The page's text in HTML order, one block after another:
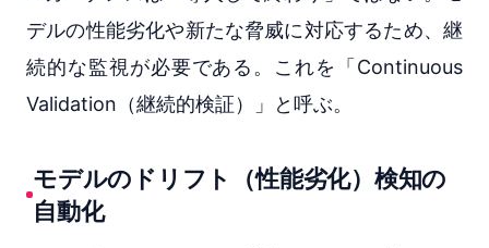
デルの性能劣化や新たな脅威に対応するため、継
続的な監視が必要である。これを「Continuous
Validation（継続的検証）」と呼ぶ。
モデルのドリフト（性能劣化）検知の
自動化